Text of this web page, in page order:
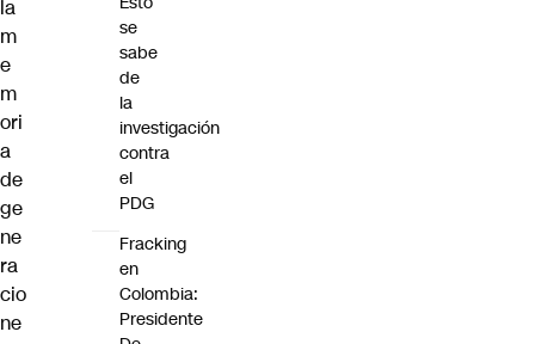
la
m
e
m
ori
a
de
ge
ne
ra
cio
ne
se
sabe
de
la
investigación
contra
el
PDG
Fracking
en
Colombia:
Presidente